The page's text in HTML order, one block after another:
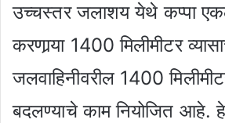
उच्चस्तर जलाशय येथे कप्पा
करणार्‍या 1400 मिलीमीटर
जलवाहिनीवरील 1400
बदलण्याचे काम नियोजित आहे.